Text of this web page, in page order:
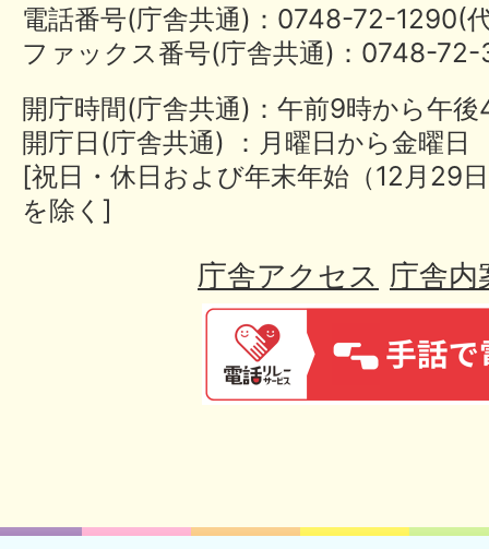
電話番号(庁舎共通)：0748-72-
ファックス番号(庁舎共通)：0748-
開庁時間(庁舎共通)：午前9時から午
開庁日(庁舎共通) ：月曜日から金曜日
[祝日・休日および年末年始（12月29
を除く]
庁舎アクセス 庁舎内